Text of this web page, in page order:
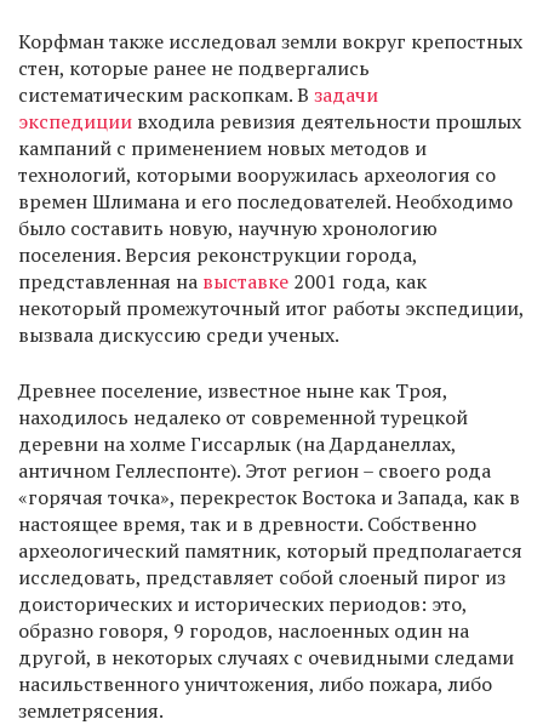
Корфман также исследовал земли вокруг крепостных
стен, которые ранее не подвергались
систематическим раскопкам. В задачи
экспедиции входила ревизия деятельности прошлых
кампаний с применением новых методов и
технологий, которыми вооружилась археология со
времен Шлимана и его последователей. Необходимо
было составить новую, научную хронологию
поселения. Версия реконструкции города,
представленная на выставке 2001 года, как
некоторый промежуточный итог работы экспедиции,
вызвала дискуссию среди ученых.
Древнее поселение, известное ныне как Троя,
находилось недалеко от современной турецкой
деревни на холме Гиссарлык (на Дарданеллах,
античном Геллеспонте). Этот регион – своего рода
«горячая точка», перекресток Востока и Запада, как в
настоящее время, так и в древности. Собственно
археологический памятник, который предполагается
исследовать, представляет собой слоеный пирог из
доисторических и исторических периодов: это,
образно говоря, 9 городов, наслоенных один на
другой, в некоторых случаях с очевидными следами
насильственного уничтожения, либо пожара, либо
землетрясения.